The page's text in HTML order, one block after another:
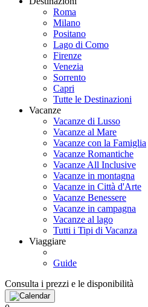
Roma
Milano
Positano
Lago di Como
Firenze
Venezia
Sorrento
Capri
Tutte le Destinazioni
Vacanze
Vacanze di Lusso
Vacanze al Mare
Vacanze con la Famiglia
Vacanze Romantiche
Vacanze All Inclusive
Vacanze in montagna
Vacanze in Città d'Arte
Vacanze Benessere
Vacanze in campagna
Vacanze al lago
Tutti i Tipi di Vacanza
Viaggiare
Guide
Consulta i prezzi e le disponibilità